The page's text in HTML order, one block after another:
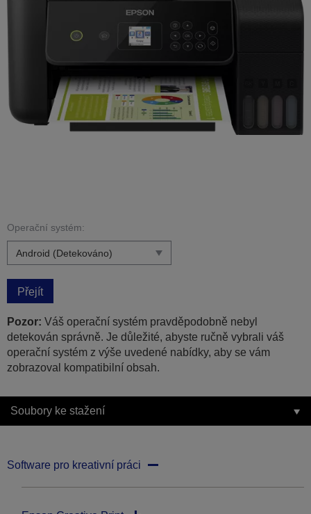
Operační systém:
Přejít
Pozor: Váš operační systém pravděpodobně nebyl
detekován správně. Je důležité, abyste ručně vybrali váš
operační systém z výše uvedené nabídky, aby se vám
zobrazoval kompatibilní obsah.
Soubory ke stažení
Software pro kreativní práci